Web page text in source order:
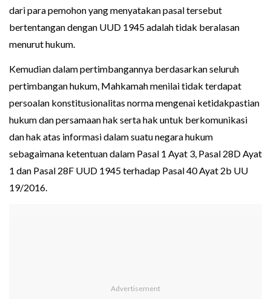
dari para pemohon yang menyatakan pasal tersebut
bertentangan dengan UUD 1945 adalah tidak beralasan
menurut hukum.
Kemudian dalam pertimbangannya berdasarkan seluruh
pertimbangan hukum, Mahkamah menilai tidak terdapat
persoalan konstitusionalitas norma mengenai ketidakpastian
hukum dan persamaan hak serta hak untuk berkomunikasi
dan hak atas informasi dalam suatu negara hukum
sebagaimana ketentuan dalam Pasal 1 Ayat 3, Pasal 28D Ayat
1 dan Pasal 28F UUD 1945 terhadap Pasal 40 Ayat 2b UU
19/2016.